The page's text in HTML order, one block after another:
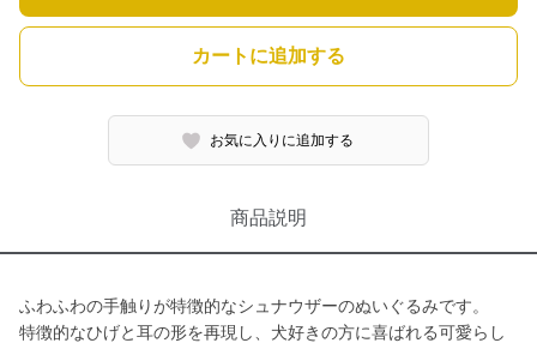
カートに追加する
お気に入りに追加する
商品説明
ふわふわの手触りが特徴的なシュナウザーのぬいぐるみです。
特徴的なひげと耳の形を再現し、犬好きの方に喜ばれる可愛らし